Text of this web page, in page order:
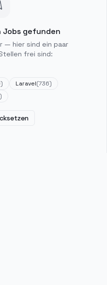
Jobs gefunden
— hier sind ein paar
frei sind:
) Laravel(736)
)